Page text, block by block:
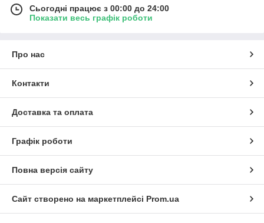
Сьогодні працює з 00:00 до 24:00
Показати весь графік роботи
Про нас
Контакти
Доставка та оплата
Графік роботи
Повна версія сайту
Сайт створено на маркетплейсі Prom.ua